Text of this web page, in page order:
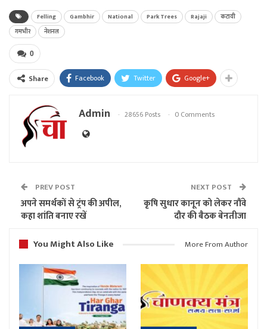
Felling Gambhir National Park Trees Rajaji
कटायी
गमभीर
नेशनल
0
Share Facebook Twitter Google+
Admin 28656 Posts 0 Comments
PREV POST
अपने समर्थकों से ट्रंप की अपील,
कहा शांति बनाए रखें
NEXT POST
कृषि सुधार कानून को लेकर नौंवे
दौर की बैठक बेनतीजा
You Might Also Like
More From Author